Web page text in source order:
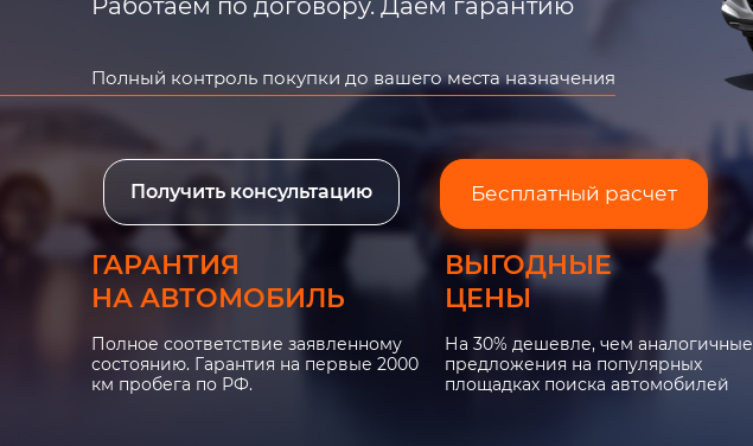
Работаем по договору. Даем гарантию
Полный контроль покупки до вашего места назначения
Получить консультацию Бесплатный расчет
ГАРАНТИЯ
НА АВТОМОБИЛЬ
Полное соответствие заявленному
состоянию. Гарантия на первые 2000
км пробега по РФ.
ВЫГОДНЫЕ
ЦЕНЫ
На 30% дешевле, чем аналогичные
предложения на популярных
площадках поиска автомобилей